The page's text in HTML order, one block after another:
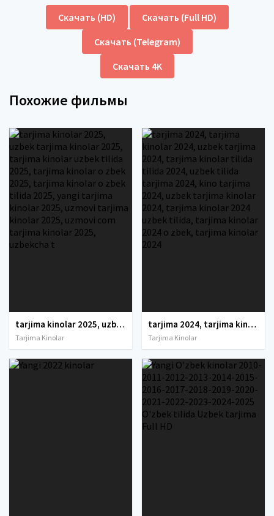
Скачать (HD)
Скачать (Full HD)
Скачать (Telegram)
Скачать 4K
Похожие фильмы
tarjima kinolar 2025, uzbek tarjima kinolar 2025, tarjima kinolar uzbek tilida 2025, tarjima kinolar o zbek 2025, tarjima kinolar o zbek tilida 2025, yangi tarjima kinolar 2025, uzmovi tarjima kinolar 2025, uzmovi com tarjima kinolar 2025, uzbekcha t
Tarjima Kinolar
tarjima 2024, tarjima kinolar 2024, uzbek tarjima 2024, tarjima kinolar tilida tilida 2024, uzbek tilida tarjima 2024, kino tarjima 2024, uzbek tarjima kinolar 2024, tarjima kinolar 2024 uzbek tilida, tarjima kinolar 2024 o zbek, tarjima kinolar 2024
Tarjima Kinolar